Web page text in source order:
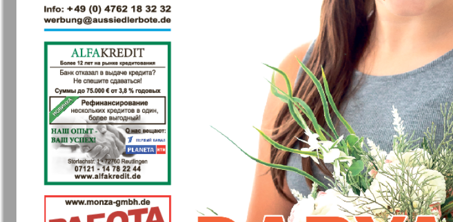
7плюс7я АйБолит
Антенна
Аргументы и
факты Европа
Аугсбург-сити
Бизнес парк Будь здоров Ваша газета
Вечерняя газета
сокровище
Восточная
Германия